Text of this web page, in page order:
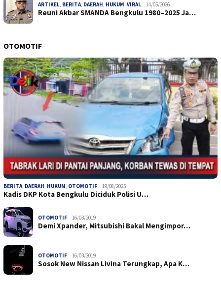
ARTIKEL, BERITA, DAERAH, HUKUM, VIRAL 14/05/2026
Reuni Akbar SMANDA Bengkulu 1980–2025 Ja…
OTOMOTIF
BERITA DAERAH HUKUM OTOMOTIF 19/08/2025
Kadis DKP Kota Bengkulu Diciduk Polisi U…
OTOMOTIF 16/03/2019
Demi Xpander, Mitsubishi Bakal Mengimpor…
OTOMOTIF 16/03/2019
Sosok New Nissan Livina Terungkap, Apa K…